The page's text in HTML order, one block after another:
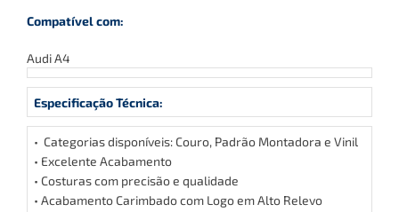
Compatível com:
Audi A4
Especificação Técnica:
• Categorias disponíveis: Couro, Padrão Montadora e Vinil
• Excelente Acabamento
• Costuras com precisão e qualidade
• Acabamento Carimbado com Logo em Alto Relevo